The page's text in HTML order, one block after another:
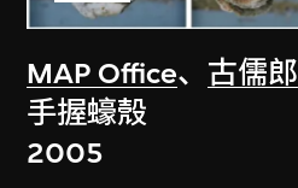
MAP Office、 古儒郎
手握蠔殼
2005